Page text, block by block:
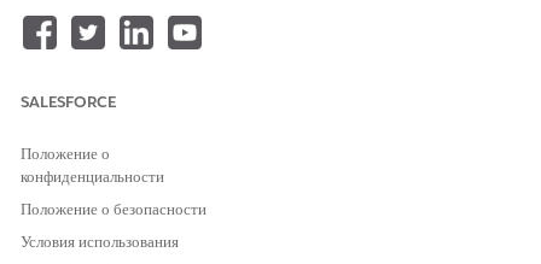
изменение в ИТ-службах
Включите параметры в вашей организации, которые включают
Пользователям управления запросами на изменение нужны
лицензии набора полномочий для доступа к записям
изменений, бизнес-правилам и утверждениям и управления
ими. Изучите, что предлагает каждая лицензия набора
SALESFORCE
Положение о
конфиденциальности
Положение о безопасности
Условия использования